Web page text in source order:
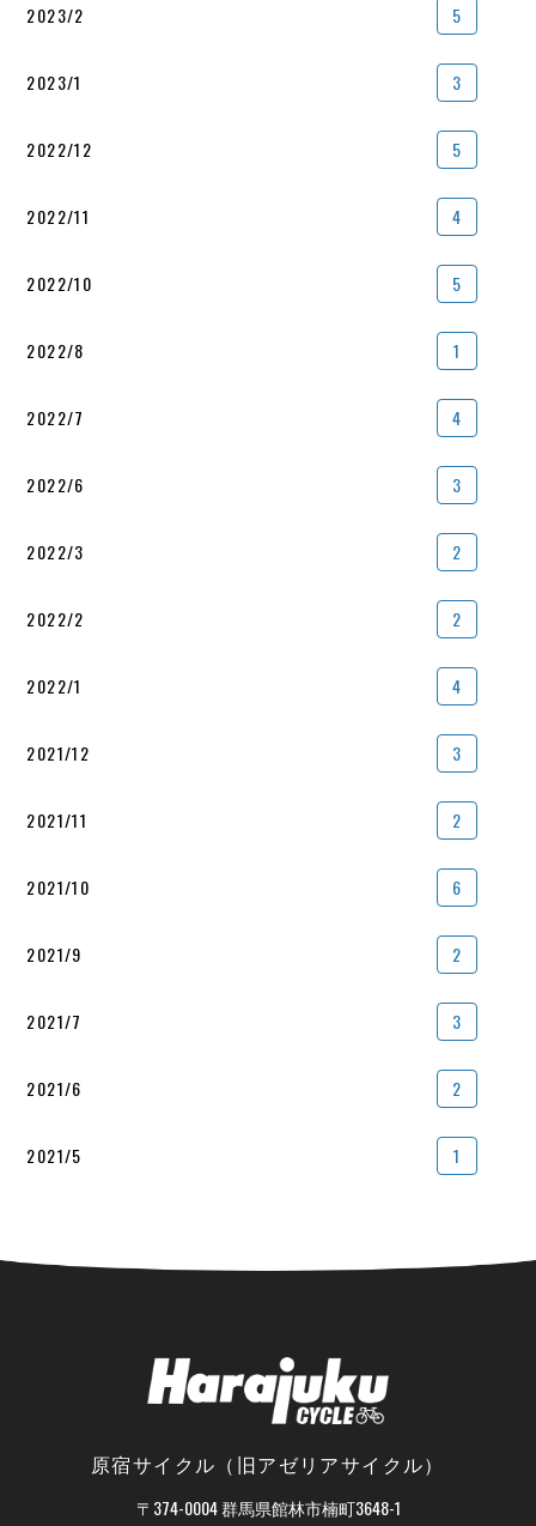
2023/2 5
2023/1 3
2022/12 5
2022/11 4
2022/10 5
2022/8 1
2022/7 4
2022/6 3
2022/3 2
2022/2 2
2022/1 4
2021/12 3
2021/11 2
2021/10 6
2021/9 2
2021/7 3
2021/6 2
2021/5 1
原宿サイクル（旧アゼリアサイクル）
〒374-0004 群馬県館林市楠町3648-1